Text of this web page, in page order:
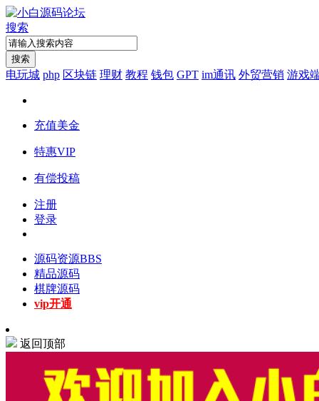
搜索
搜索
电玩城 php 区块链 理财 教程 钱包 GPT im通讯 外贸营销 游戏
充值美金
特惠VIP
有偿投稿
注册
登录
源码资源BBS
精品源码
棋牌源码
vip开通
返回顶部